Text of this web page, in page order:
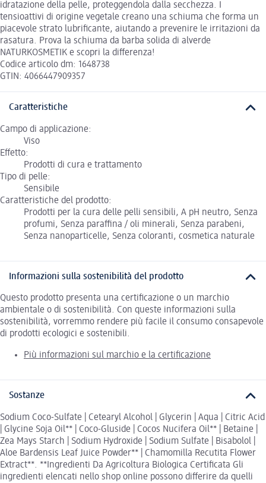
idratazione della pelle, proteggendola dalla secchezza. I
tensioattivi di origine vegetale creano una schiuma che forma un
piacevole strato lubrificante, aiutando a prevenire le irritazioni da
rasatura. Prova la schiuma da barba solida di alverde
NATURKOSMETIK e scopri la differenza!
Codice articolo dm: 1648738
GTIN: 4066447909357
Caratteristiche
Campo di applicazione:
Viso
Effetto:
Prodotti di cura e trattamento
Tipo di pelle:
Sensibile
Caratteristiche del prodotto:
Prodotti per la cura delle pelli sensibili, A pH neutro, Senza
profumi, Senza paraffina / oli minerali, Senza parabeni,
Senza nanoparticelle, Senza coloranti, cosmetica naturale
Informazioni sulla sostenibilità del prodotto
Questo prodotto presenta una certificazione o un marchio
ambientale o di sostenibilità. Con queste informazioni sulla
sostenibilità, vorremmo rendere più facile il consumo consapevole
di prodotti ecologici e sostenibili.
Più informazioni sul marchio e la certificazione
Sostanze
Sodium Coco-Sulfate | Cetearyl Alcohol | Glycerin | Aqua | Citric Acid
| Glycine Soja Oil** | Coco-Gluside | Cocos Nucifera Oil** | Betaine |
Zea Mays Starch | Sodium Hydroxide | Sodium Sulfate | Bisabolol |
Aloe Bardensis Leaf Juice Powder** | Chamomilla Recutita Flower
Extract**. **Ingredienti Da Agricoltura Biologica Certificata Gli
ingredienti elencati nello shop online possono differire da quelli